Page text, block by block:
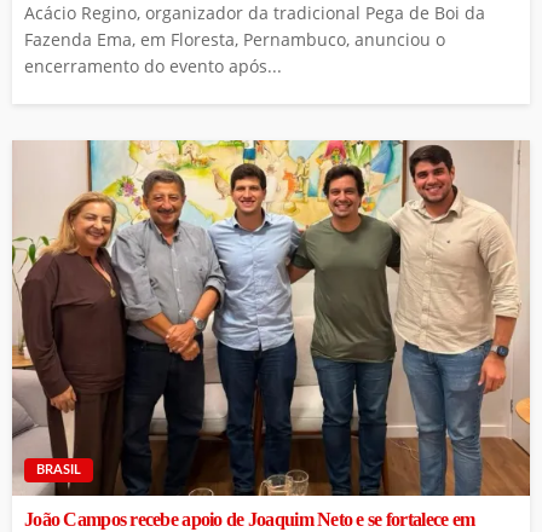
Acácio Regino, organizador da tradicional Pega de Boi da
Fazenda Ema, em Floresta, Pernambuco, anunciou o
encerramento do evento após...
BRASIL
João Campos recebe apoio de Joaquim Neto e se fortalece em